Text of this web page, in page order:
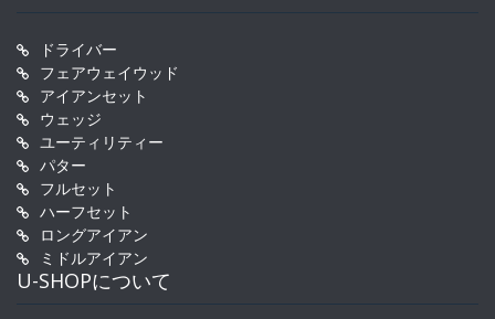
ドライバー
フェアウェイウッド
アイアンセット
ウェッジ
ユーティリティー
パター
フルセット
ハーフセット
ロングアイアン
ミドルアイアン
U-SHOPについて